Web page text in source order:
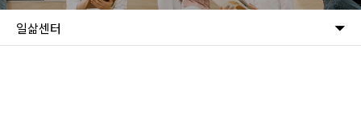
일삶센터